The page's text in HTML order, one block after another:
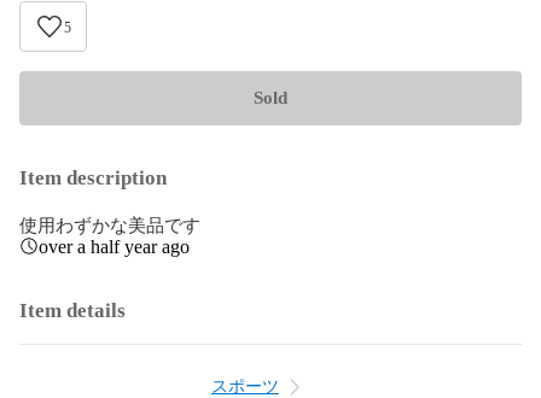
5
Sold
Item description
使用わずかな美品です
over a half year ago
Item details
スポーツ